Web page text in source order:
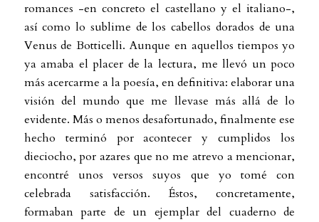
romances -en concreto el castellano y el italiano-,
así como lo sublime de los cabellos dorados de una
Venus de Botticelli. Aunque en aquellos tiempos yo
ya amaba el placer de la lectura, me llevó un poco
más acercarme a la poesía, en definitiva: elaborar una
visión del mundo que me llevase más allá de lo
evidente. Más o menos desafortunado, finalmente ese
hecho terminó por acontecer y cumplidos los
dieciocho, por azares que no me atrevo a mencionar,
encontré unos versos suyos que yo tomé con
celebrada satisfacción. Éstos, concretamente,
formaban parte de un ejemplar del cuaderno de